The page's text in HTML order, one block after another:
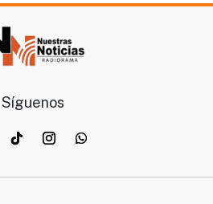
Síguenos